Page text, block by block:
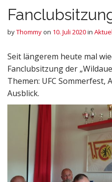
byThommyon 10. Juli 2020in
Seit längerem heute mal
Fanclubsitzung der
Themen: UFC Sommerfest,
Ausblick.